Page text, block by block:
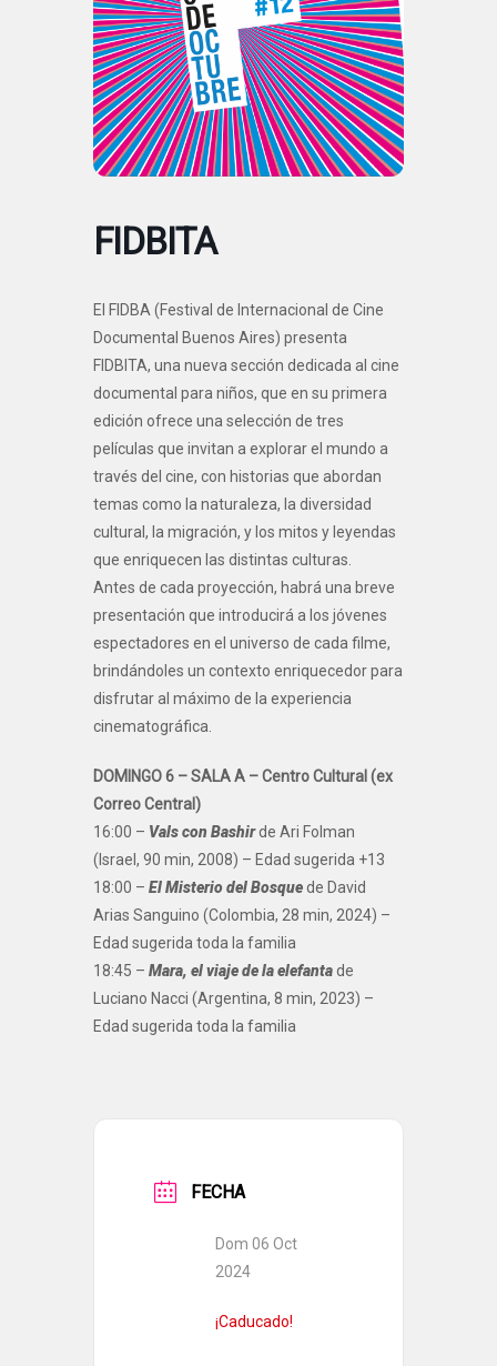
FIDBITA
El FIDBA (Festival de Internacional de Cine
Documental Buenos Aires) presenta
FIDBITA, una nueva sección dedicada al cine
documental para niños, que en su primera
edición ofrece una selección de tres
películas que invitan a explorar el mundo a
través del cine, con historias que abordan
temas como la naturaleza, la diversidad
cultural, la migración, y los mitos y leyendas
que enriquecen las distintas culturas.
Antes de cada proyección, habrá una breve
presentación que introducirá a los jóvenes
espectadores en el universo de cada filme,
brindándoles un contexto enriquecedor para
disfrutar al máximo de la experiencia
cinematográfica.
DOMINGO 6 – SALA A – Centro Cultural (ex
Correo Central)
16:00 – Vals con Bashirde Ari Folman
(Israel, 90 min, 2008) – Edad sugerida +13
18:00 – El Misterio del Bosquede David
Arias Sanguino (Colombia, 28 min, 2024) –
Edad sugerida toda la familia
18:45 – Mara, el viaje de la elefantade
Luciano Nacci (Argentina, 8 min, 2023) –
Edad sugerida toda la familia
FECHA
Dom 06 Oct
2024
¡Caducado!